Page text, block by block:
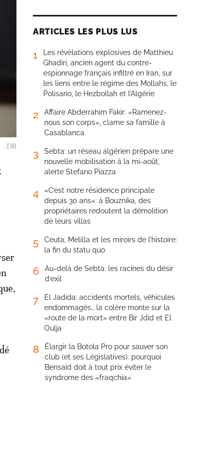
. DR
ARTICLES LES PLUS LUS
1
Les révélations explosives de Matthieu
Ghadiri, ancien agent du contre-
espionnage français infiltré en Iran, sur
les liens entre le régime des Mollahs, le
Polisario, le Hezbollah et l’Algérie
2
Affaire Abderrahim Fakir: «Ramenez-
nous son corps», clame sa famille à
Casablanca
3
Sebta: un réseau algérien prépare une
nouvelle mobilisation à la mi-août,
alerte Stefano Piazza
4
«C’est notre résidence principale
depuis 30 ans»: à Bouznika, des
propriétaires redoutent la démolition
de leurs villas
5
Ceuta, Melilla et les miroirs de l’histoire:
la fin du statu quo
6
Au-delà de Sebta: les racines du désir
d’exil
7
El Jadida: accidents mortels, véhicules
endommagés… la colère monte sur la
«route de la mort» entre Bir Jdid et El
Oulja
8
Élargir la Botola Pro pour sauver son
club (et ses Législatives): pourquoi
Bensaïd doit à tout prix éviter le
syndrome des «fraqchia»